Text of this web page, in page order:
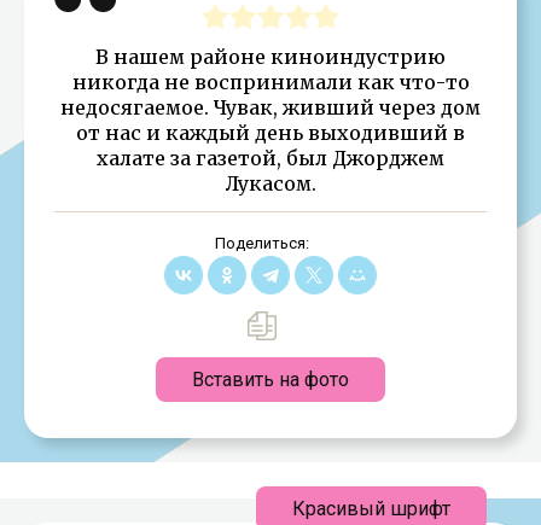
В нашем районе киноиндустрию
никогда не воспринимали как что-то
недосягаемое. Чувак, живший через дом
от нас и каждый день выходивший в
халате за газетой, был Джорджем
Лукасом.
Поделиться:
Вставить на фото
Красивый шрифт